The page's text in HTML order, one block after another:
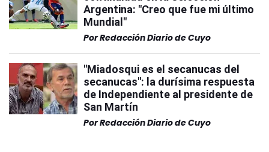
Argentina: "Creo que fue mi último
Mundial"
PorRedacción Diario de Cuyo
"Miadosqui es el secanucas del
secanucas": la durísima respuesta
de Independiente al presidente de
San Martín
PorRedacción Diario de Cuyo